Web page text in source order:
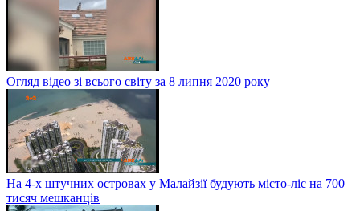
Огляд відео зі всього світу за 8 липня 2020 року
На 4-х штучних островах у Малайзії будують місто-ліс на 700
тисяч мешканців